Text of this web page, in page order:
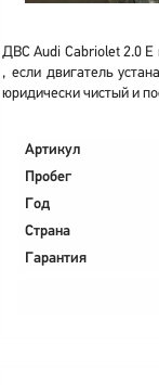
ДВС Audi Cabriolet 2.0 E
, если двигатель
юридически чистый и
Артикул
Пробег
Год
Страна
Гарантия